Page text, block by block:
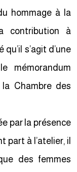
hommage à la
contribution à
s’agit d’une
mémorandum
la Chambre des
par la présence
part à l’atelier, il
des femmes